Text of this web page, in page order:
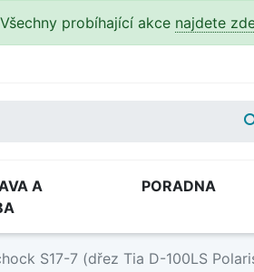
Všechny probíhající akce najdete
A
PORADNA
S17-7 (dřez Tia D-100LS